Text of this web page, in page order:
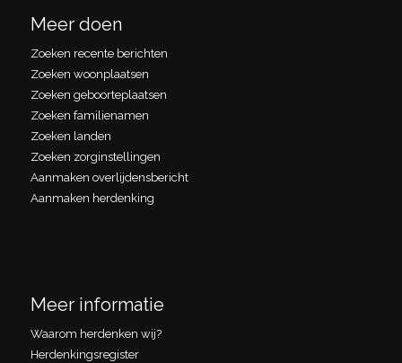
Meer doen
Zoeken recente berichten
Zoeken woonplaatsen
Zoeken geboorteplaatsen
Zoeken familienamen
Zoeken landen
Zoeken zorginstellingen
Aanmaken overlijdensbericht
Aanmaken herdenking
Meer informatie
Waarom herdenken wij?
Herdenkingsregister